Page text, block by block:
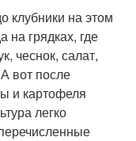
клубники на этом
на грядках, где
чеснок, салат,
вот после
и картофеля
легко